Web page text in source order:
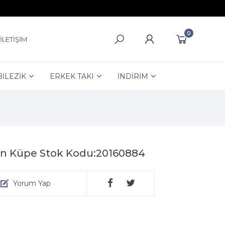
İLETİŞİM
0
ERKEK TAKI İNDİRİM
Küpe Stok Kodu:20160884
Yorum Yap